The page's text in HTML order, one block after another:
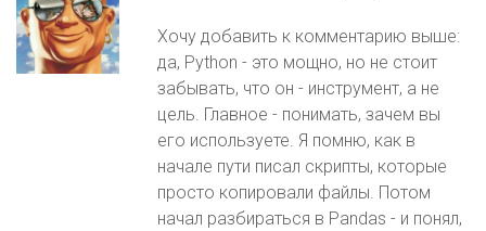
Хочу добавить к комментарию выше:
да, Python - это мощно, но не стоит
забывать, что он - инструмент, а не
цель. Главное - понимать, зачем вы
его используете. Я помню, как в
начале пути писал скрипты, которые
просто копировали файлы. Потом
начал разбираться в Pandas - и понял,